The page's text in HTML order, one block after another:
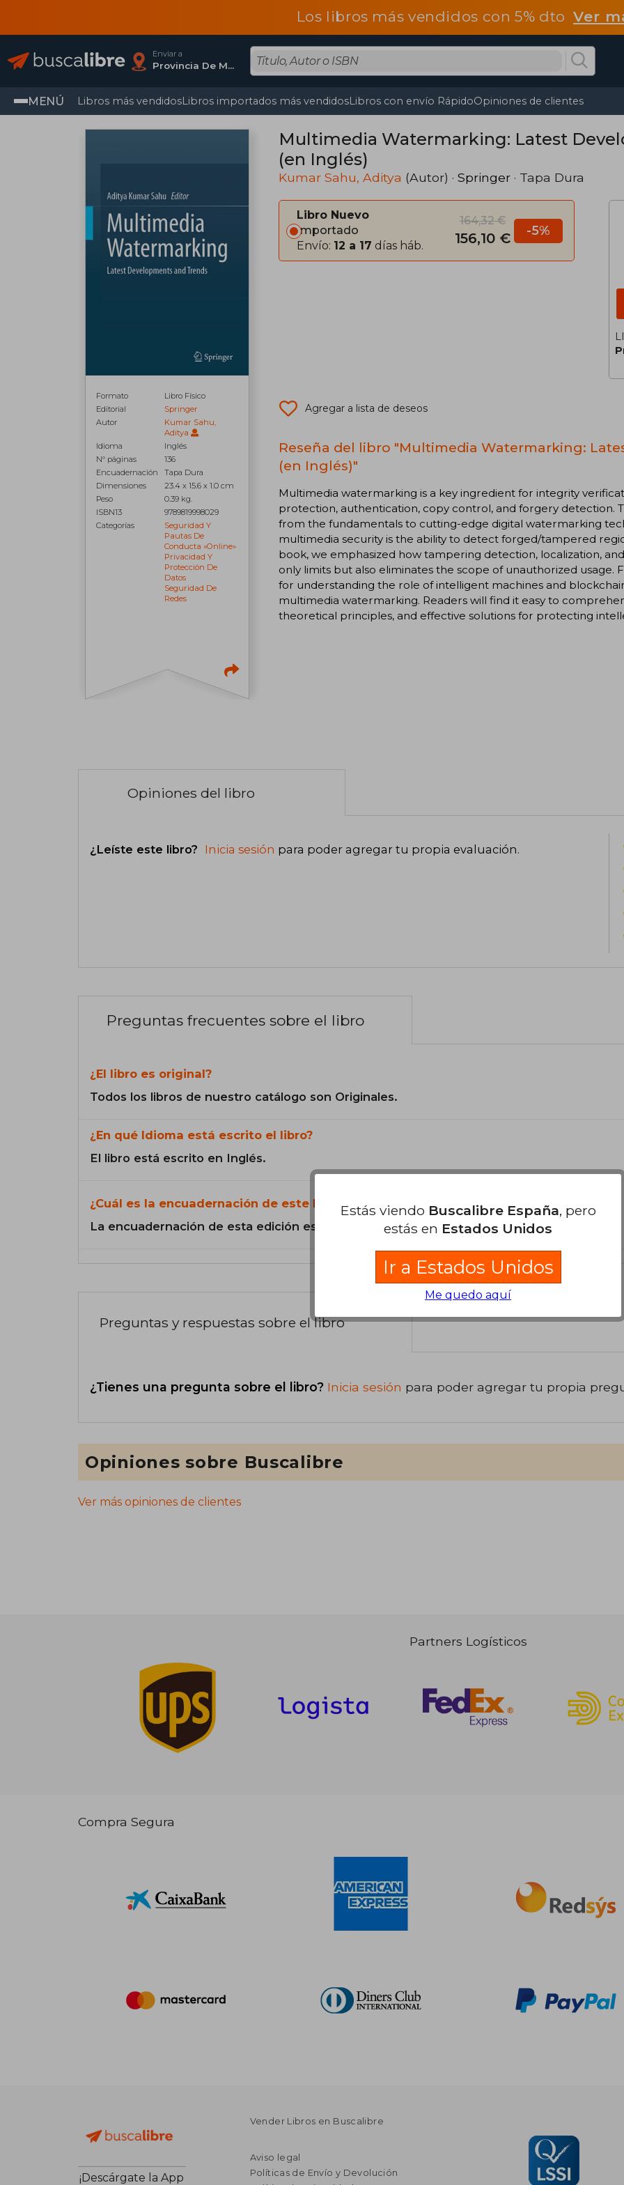
Los libros más vendidos con 5% dtoVer
Enviar a
Provincia De Madrid
MENÚ Libros más vendidosLibros importados más vendidosLibros con envío RápidoOpiniones de clientes
Formato
Libro Físico
Editorial
Springer
Autor
Kumar Sahu,
Aditya
Idioma
Inglés
N° páginas
136
Encuadernación
Tapa Dura
Dimensiones
23.4 x 15.6 x 1.0 cm
Peso
0.39 kg.
ISBN13
9789819998029
Categorías
Seguridad Y
Pautas De
Conducta «online»
Privacidad Y
Protección De
Datos
Seguridad De
Redes
Multimedia Watermarking: Latest
(en Inglés)
Kumar Sahu, Aditya (Autor) · Springer · Tapa Dura
Libro Nuevo
Importado
Envío: 12 a 17 días háb.
164,32 €
156,10 € -5%
Agregar a lista de deseos
Reseña del libro "Multimedia Watermarking:
(en Inglés)"
Multimedia watermarking is a key ingredient for integrity
protection, authentication, copy control, and forgery detection.
from the fundamentals to cutting-edge digital watermarking
multimedia security is the ability to detect forged/tampered
book, we emphasized how tampering detection, localization,
only limits but also eliminates the scope of unauthorized usage.
for understanding the role of intelligent machines and
multimedia watermarking. Readers will find it easy to
theoretical principles, and effective solutions for protecting
Opiniones del libro
¿Leíste este libro? Inicia sesión para poder agregar tu propia evaluación.
Preguntas frecuentes sobre el libro
¿El libro es original?
Todos los libros de nuestro catálogo son Originales.
¿En qué Idioma está escrito el libro?
El libro está escrito en Inglés.
¿Cuál es la encuadernación de este libro?
La encuadernación de esta edición es Tapa Dura.
Preguntas y respuestas sobre el libro
¿Tienes una pregunta sobre el libro? Inicia sesión para poder agregar tu propia
Opiniones sobre Buscalibre
Ver más opiniones de clientes
Partners Logísticos
Compra Segura
¡Descárgate la App
Vender Libros en Buscalibre
Aviso legal
Políticas de Envío y Devolución
Estás viendo Buscalibre España, pero
estás en Estados Unidos
Ir a Estados Unidos
Me quedo aquí